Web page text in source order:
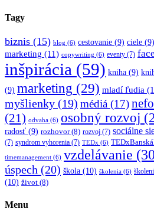
Tagy
biznis (15) blog (6) cestovanie (9) ciele (9)
marketing (11) copywriting (6) eventy (7)
inšpirácia (59) kniha (9)
(9) marketing (29) mladí ľudia
myšlienky (19) médiá (17)
(21) odvaha (6) osobný rozvoj
radosť (9) rozhovor(8) rozvoj (7) sociálne
(7) syndrom vyhorenia (7) TEDx (6)
timemanagement (6) vzdelávanie
úspech (20) škola (10) školenia (6)
(10) život (8)
Menu